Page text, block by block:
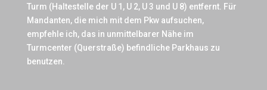
Turm (Haltestelle der U 1, U 2, U 3 und U 8) entfernt. Für
Mandanten, die mich mit dem Pkw aufsuchen,
empfehle ich, das in unmittelbarer Nähe im
Turmcenter (Querstraße) befindliche Parkhaus zu
benutzen.